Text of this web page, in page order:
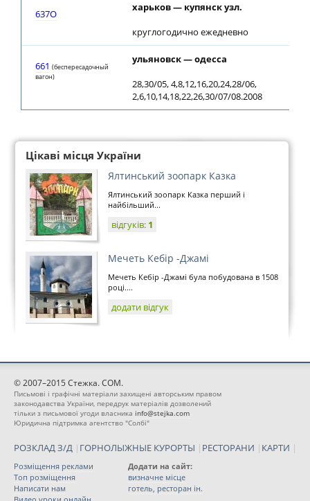
637О
харьков — купянск узл.
круглогодично ежедневно
661 (беспересадочный
вагон)
ульяновск — одесса
28,30/05, 4,8,12,16,20,24,28/06,
2,6,10,14,18,22,26,30/07/08.2008
Цікаві місця України
Ялтинський зоопарк Казка
Ялтинський зоопарк Казка перший і
найбільший...
відгуків: 1
Мечеть Кебір -Джамі
Мечеть Кебір -Джамі була побудована в 1508
році....
додати відгук
© 2007–2015 Стежка. COM.
Письмові і графічні матеріали захищені авторським правом
законодавства України, передрук матеріалів дозволений
тільки з письмової угоди власника info@stejka.com
Юридична підтримка агентство "Солбі"
РОЗКЛАД З/Д | ГОРНОЛЫЖНЫЕ КУРОРТЫ | РЕСТОРАНИ | КАРТИ |
Розміщення реклами
Топ розміщення
Написати нам
Додати на сайт:
визначне місце
готель, ресторан ін.